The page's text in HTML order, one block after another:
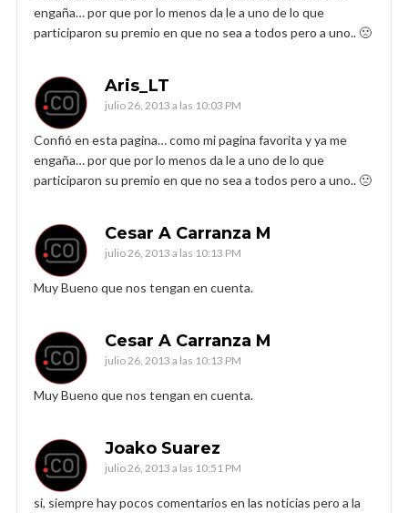
engaña… por que por lo menos da le a uno de lo que
participaron su premio en que no sea a todos pero a uno.. 🙁
Aris_LT
julio 26, 2013 a las 10:03 PM
Confió en esta pagina… como mi pagina favorita y ya me
engaña… por que por lo menos da le a uno de lo que
participaron su premio en que no sea a todos pero a uno.. 🙁
Cesar A Carranza M
julio 26, 2013 a las 10:13 PM
Muy Bueno que nos tengan en cuenta.
Cesar A Carranza M
julio 26, 2013 a las 10:13 PM
Muy Bueno que nos tengan en cuenta.
Joako Suarez
julio 26, 2013 a las 10:51 PM
si, siempre hay pocos comentarios en las noticias pero a la